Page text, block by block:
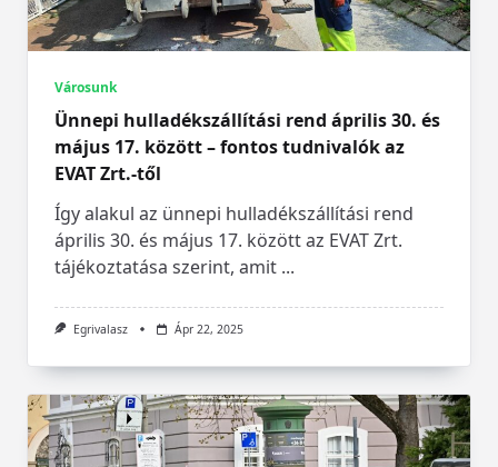
Városunk
Ünnepi hulladékszállítási rend április 30. és
május 17. között – fontos tudnivalók az
EVAT Zrt.-től
Így alakul az ünnepi hulladékszállítási rend
április 30. és május 17. között az EVAT Zrt.
tájékoztatása szerint, amit ...
Egrivalasz Ápr 22, 2025